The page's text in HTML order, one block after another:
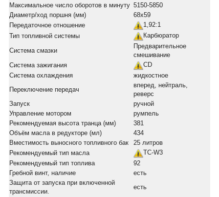
Максимальное число оборотов в минуту 5150-5850
Диаметр/ход поршня (мм)
68х59
Передаточное отношение
1,92:1
Тип топливной системы
Карбюратор
Система смазки
Предварительное
смешивание
Система зажигания
CD
Система охлаждения
жидкостное
Переключение передач
вперед, нейтраль,
реверс
Запуск
ручной
Управление мотором
румпель
Рекомендуемая высота транца (мм)
381
Объём масла в редукторе (мл)
434
Вместимость выносного топливного бак
25 литров
Рекомендуемый тип масла
TC-W3
Рекомендуемый тип топлива
92
Гребной винт, наличие
есть
Защита от запуска при включенной
трансмиссии.
есть